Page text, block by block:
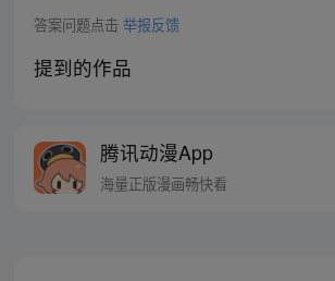
答案问题点击 举报反馈
提到的作品
腾讯动漫App
海量正版漫画畅快看